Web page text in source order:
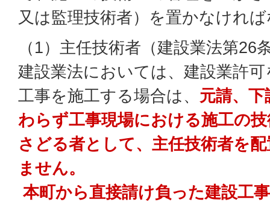
又は監理技術者）を置かなけれ
（1）主任技術者（建設業法第26
建設業法においては、建設業許
工事を施工する場合は、 元請、
わらず工事現場における施工の
さどる者として、主任技術者を
ません。
本町から直接請け負った建設工